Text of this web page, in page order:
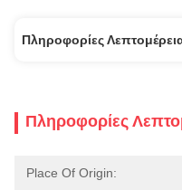
Πληροφορίες
Πληροφορίες
Place Of Origin: